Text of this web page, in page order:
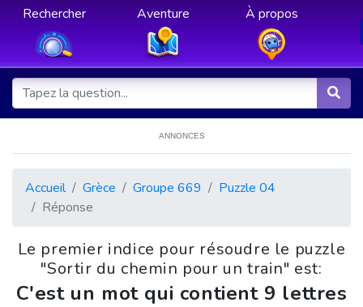
Rechercher Aventure À propos
ANNONCES
Accueil Grèce Groupe 669
Puzzle 04
Réponse
Le premier indice pour résoudre le puzzle
"Sortir du chemin pour un train" est:
C'est un mot qui contient 9 lettres